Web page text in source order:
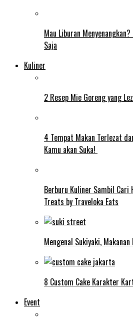
Mau Liburan
Saja
Kuliner
2 Resep Mie Goreng yang
4 Tempat Makan Terlezat
Kamu akan Suka!
Berburu Kuliner Sambil Cari
Treats by Traveloka Eats
Mengenal Sukiyaki, Makanan
8 Custom Cake Karakter
Event